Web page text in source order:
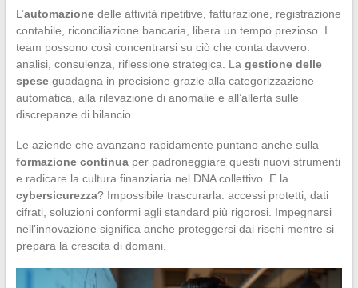
L’automazionedelle attività ripetitive, fatturazione, registrazione
contabile, riconciliazione bancaria, libera un tempo prezioso. I
team possono così concentrarsi su ciò che conta davvero:
analisi, consulenza, riflessione strategica. La gestione delle
speseguadagna in precisione grazie alla categorizzazione
automatica, alla rilevazione di anomalie e all’allerta sulle
discrepanze di bilancio.
Le aziende che avanzano rapidamente puntano anche sulla
formazione continuaper padroneggiare questi nuovi strumenti
e radicare la cultura finanziaria nel DNA collettivo. E la
cybersicurezza? Impossibile trascurarla: accessi protetti, dati
cifrati, soluzioni conformi agli standard più rigorosi. Impegnarsi
nell’innovazione significa anche proteggersi dai rischi mentre si
prepara la crescita di domani.